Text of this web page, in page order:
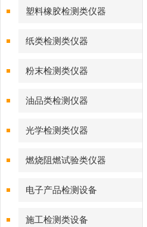
塑料橡胶检测类仪器
纸类检测类仪器
粉末检测类仪器
油品类检测仪器
光学检测类仪器
燃烧阻燃试验类仪器
电子产品检测设备
施工检测类设备